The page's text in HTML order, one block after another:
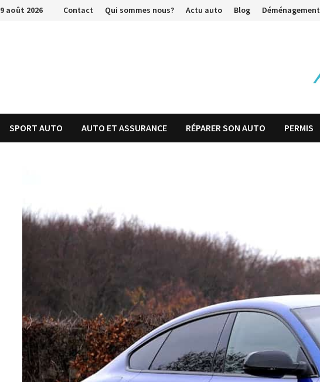
Passer
9 août 2026 Contact Qui sommes nous? Actu auto Blog Déménagement
SPORT AUTO AUTO ET ASSURANCE RÉPARER SON AUTO PERMIS